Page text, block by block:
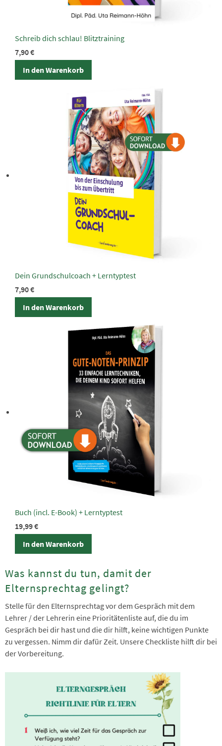
Schreib dich schlau! Blitztraining
7,90€
In den Warenkorb
Dein Grundschulcoach + Lerntyptest
7,90€
In den Warenkorb
Buch (incl. E-Book) + Lerntyptest
19,99€
In den Warenkorb
Was kannst du tun, damit der
Elternsprechtag gelingt?
Stelle für den Elternsprechtag vor dem Gespräch mit dem
Lehrer / der Lehrerin eine Prioritätenliste auf, die du im
Gespräch bei dir hast und die dir hilft, keine wichtigen Punkte
zu vergessen. Nimm dir dafür Zeit. Unsere Checkliste hilft dir bei
der Vorbereitung.